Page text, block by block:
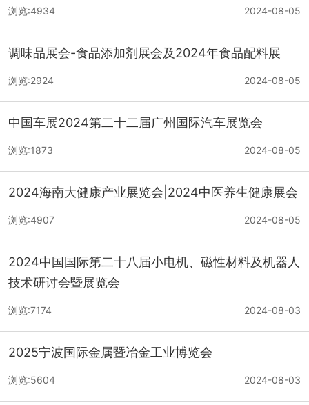
2024-08-05
浏览:4934
调味品展会-食品添加剂展会及2024年食品配料展
2024-08-05
浏览:2924
中国车展2024第二十二届广州国际汽车展览会
2024-08-05
浏览:1873
2024海南大健康产业展览会|2024中医养生健康展会
2024-08-05
浏览:4907
2024中国国际第二十八届小电机、磁性材料及机器人
技术研讨会暨展览会
2024-08-03
浏览:7174
2025宁波国际金属暨冶金工业博览会
2024-08-03
浏览:5604